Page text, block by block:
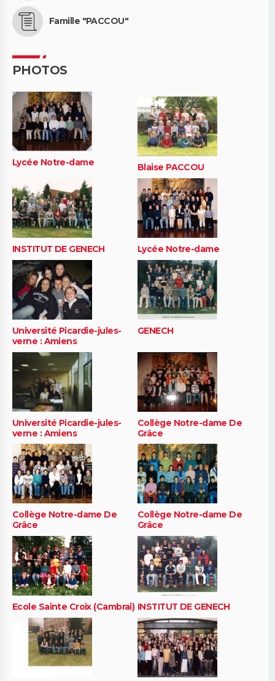
Famille "PACCOU"
PHOTOS
Lycée Notre-dame Blaise PACCOU
INSTITUT DE GENECH Lycée Notre-dame
Université Picardie-jules-
verne : Amiens
GENECH
Université Picardie-jules-
verne : Amiens
Collège Notre-dame De
Grâce
Collège Notre-dame De
Grâce
Collège Notre-dame De
Grâce
Ecole Sainte Croix (Cambrai) INSTITUT DE GENECH